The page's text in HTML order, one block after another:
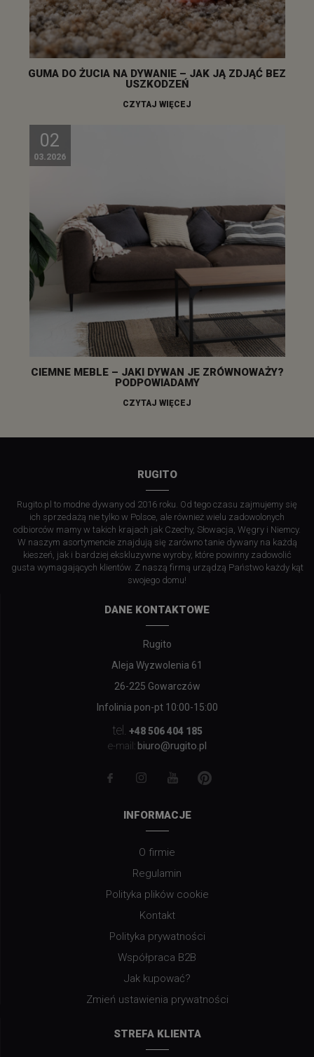
GUMA DO ŻUCIA NA DYWANIE – JAK JĄ ZDJĄĆ BEZ
USZKODZEŃ
CZYTAJ WIĘCEJ
02
03.2026
CIEMNE MEBLE – JAKI DYWAN JE ZRÓWNOWAŻY?
PODPOWIADAMY
CZYTAJ WIĘCEJ
RUGITO
Rugito.pl to modne dywany od 2016 roku. Od tego czasu zajmujemy się
ich sprzedażą nie tylko w Polsce, ale również wielu zadowolonych
odbiorców mamy w takich krajach jak Czechy, Słowacja, Węgry i Niemcy.
W naszym asortymencie znajdują się zarówno tanie dywany na każdą
kieszeń, jak i bardziej ekskluzywne wyroby, które powinny zadowolić
gusta wymagających klientów. Z naszą firmą urządzą Państwo każdy kąt
swojego domu!
DANE KONTAKTOWE
Rugito
Aleja Wyzwolenia 61
26-225 Gowarczów
Infolinia pon-pt 10:00-15:00
tel. +48 506 404 185
e-mail: biuro@rugito.pl
INFORMACJE
O firmie
Regulamin
Polityka plików cookie
Kontakt
Polityka prywatności
Współpraca B2B
Jak kupować?
Zmień ustawienia prywatności
STREFA KLIENTA